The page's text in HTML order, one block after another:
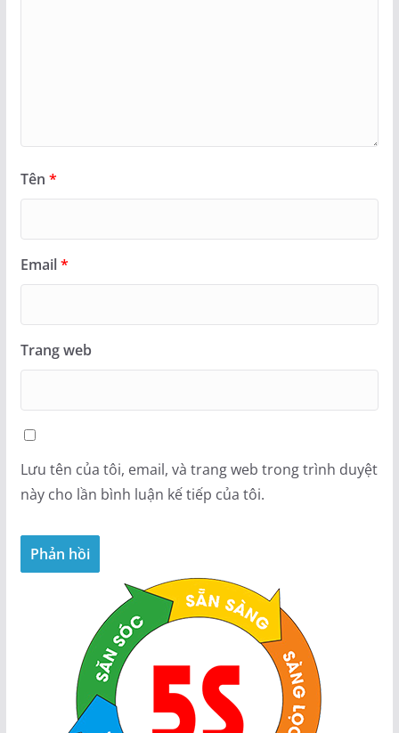
Tên *
Email*
Trang web
Lưu tên của tôi, email, và trang web trong trình duyệt
này cho lần bình luận kế tiếp của tôi.